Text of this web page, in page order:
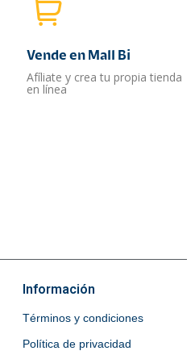
Vende en Mall Bi
Afíliate y crea tu propia tienda
en línea
Información
Términos y condiciones
Política de privacidad